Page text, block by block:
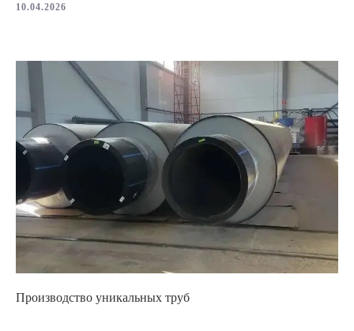
10.04.2026
Производство уникальных труб